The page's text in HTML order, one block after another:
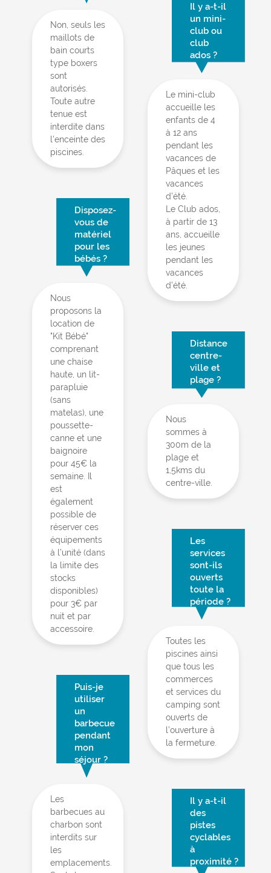
Non, seuls les
maillots de
bain courts
type boxers
sont
autorisés.
Toute autre
tenue est
interdite dans
l’enceinte des
piscines.
Disposez-
vous de
matériel
pour les
bébés ?
Nous
proposons la
location de
"Kit Bébé"
comprenant
une chaise
haute, un lit-
parapluie
(sans
matelas), une
poussette-
canne et une
baignoire
pour 45€ la
semaine. Il
est
également
possible de
réserver ces
équipements
à l’unité (dans
la limite des
stocks
disponibles)
pour 3€ par
nuit et par
accessoire.
Puis-je
utiliser
un
barbecue
pendant
mon
séjour ?
Les
barbecues au
charbon sont
interdits sur
les
emplacements.
Il y a-t-il
un mini-
club ou
club
ados ?
Le mini-club
accueille les
enfants de 4
à 12 ans
pendant les
vacances de
Pâques et les
vacances
d’été.
Le Club ados,
à partir de 13
ans, accueille
les jeunes
pendant les
vacances
d’été.
Distance
centre-
ville et
plage ?
Nous
sommes à
300m de la
plage et
1,5kms du
centre-ville.
Les
services
sont-ils
ouverts
toute la
période ?
Toutes les
piscines ainsi
que tous les
commerces
et services du
camping sont
ouverts de
l’ouverture à
la fermeture.
Il y a-t-il
des
pistes
cyclables
à
proximité ?